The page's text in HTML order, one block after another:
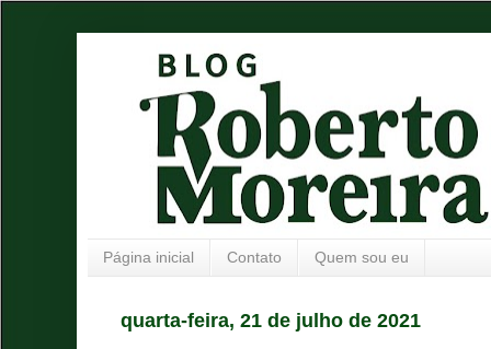
Página inicial Contato Quem sou eu
quarta-feira, 21 de julho de 2021